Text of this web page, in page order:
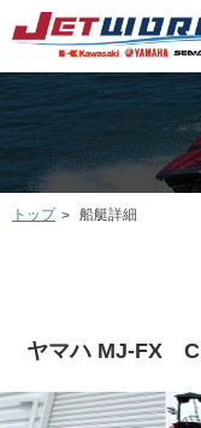
トップ 船艇詳細
ヤマハ MJ-FX